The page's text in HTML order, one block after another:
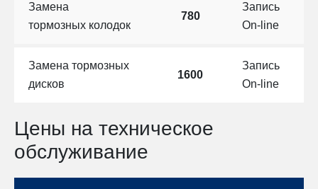
Замена
тормозных колодок
780
Запись
On-line
Замена тормозных
дисков
1600
Запись
On-line
Цены на техническое
обслуживание